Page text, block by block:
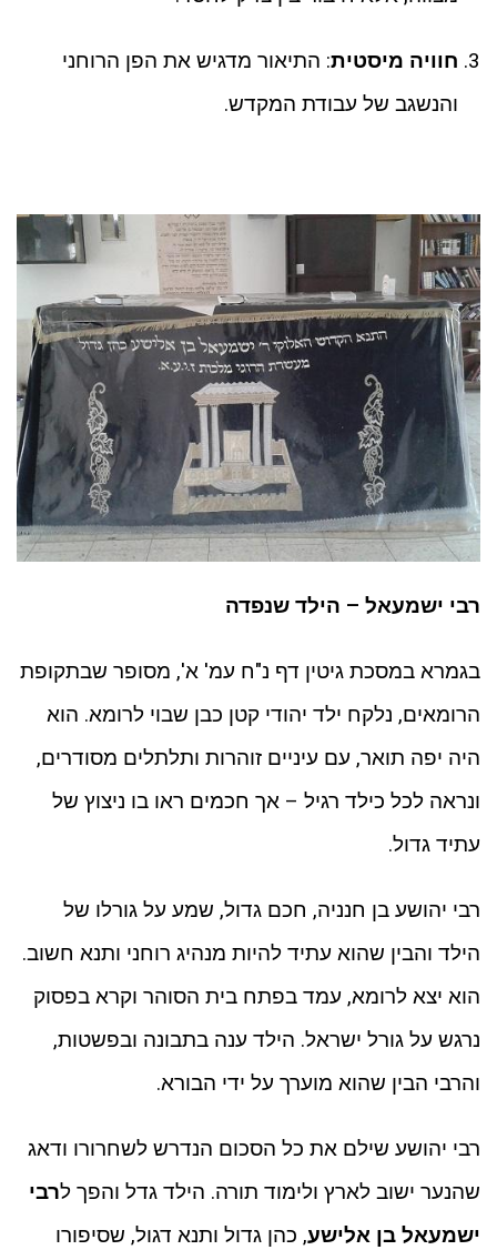
חוויה מיסטית: התיאור מדגיש את הפן הרוחני
והנשגב של עבודת המקדש.
רבי ישמעאל – הילד שנפדה
בגמרא במסכת גיטין דף נ"ח עמ' א', מסופר שבתקופת
הרומאים, נלקח ילד יהודי קטן כבן שבוי לרומא. הוא
היה יפה תואר, עם עיניים זוהרות ותלתלים מסודרים,
ונראה לכל כילד רגיל – אך חכמים ראו בו ניצוץ של
עתיד גדול.
רבי יהושע בן חנניה, חכם גדול, שמע על גורלו של
הילד והבין שהוא עתיד להיות מנהיג רוחני ותנא חשוב.
הוא יצא לרומא, עמד בפתח בית הסוהר וקרא בפסוק
נרגש על גורל ישראל. הילד ענה בתבונה ובפשטות,
והרבי הבין שהוא מוערך על ידי הבורא.
רבי יהושע שילם את כל הסכום הנדרש לשחרורו ודאג
שהנער ישוב לארץ ולימוד תורה. הילד גדל והפך לרבי
ישמעאל בן אלישע, כהן גדול ותנא דגול, שסיפורו